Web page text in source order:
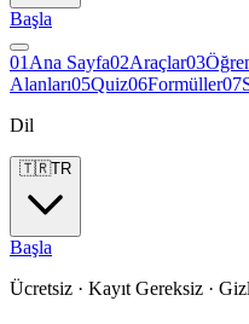
Başla
01 Ana Sayfa02Araçlar03
Alanları05Quiz06Formüller07
Dil
🇹🇷TR
Başla
Ücretsiz · Kayıt Gereksiz ·